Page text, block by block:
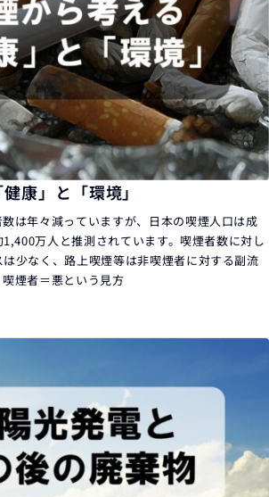
康」と「環境」
は年々減っていますが、日本の喫煙人口は成
万人と推測されています。喫煙者数に対し
少なく、路上喫煙等は非喫煙者に対する副流
煙者＝悪という見方